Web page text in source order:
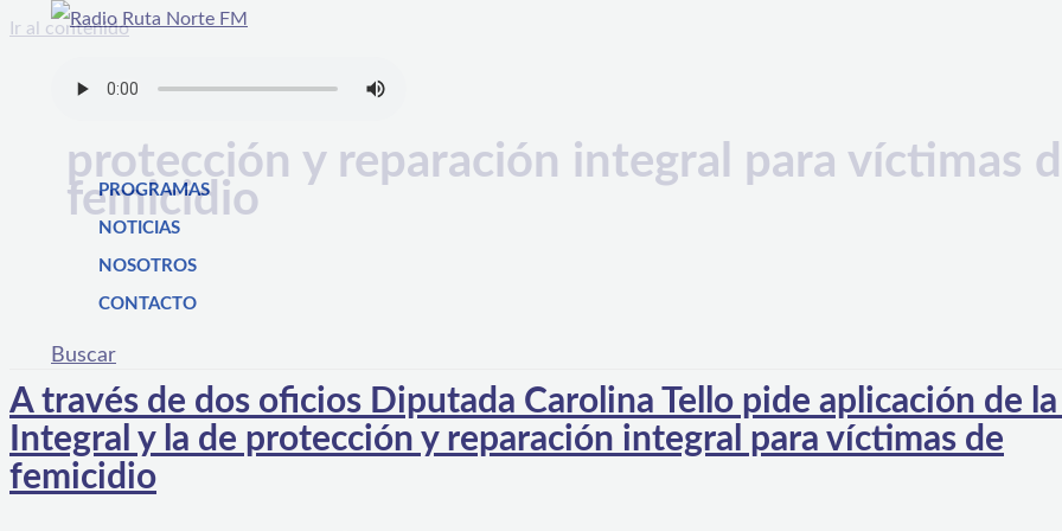
Ir al contenido
PROGRAMAS
NOTICIAS
NOSOTROS
CONTACTO
Buscar
protección y reparación integral para víctimas
femicidio
A través de dos oficios Diputada Carolina Tello pide aplicación de
Integral y la de protección y reparación integral para víctimas de
femicidio